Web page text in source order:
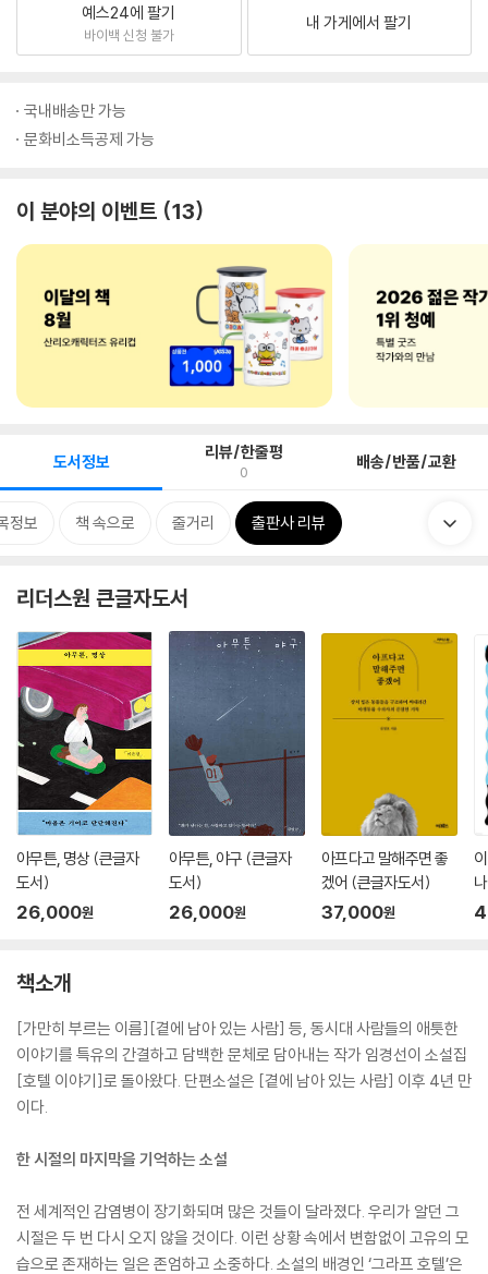
예스24에 팔기
바이백 신청 불가
내 가게에서 팔기
국내배송만 가능
문화비소득공제 가능
이 분야의 이벤트 13
도서정보 리뷰/한줄평
0 배송/반품/교환
정보 책 속으로 줄거리 출판사 리뷰
리더스원 큰글자도서
아무튼, 명상 (큰글자
도서)
26,000원
아무튼, 야구 (큰글자
도서)
26,000원
아프다고 말해주면 좋
겠어 (큰글자도서)
37,000원
책소개
[가만히 부르는 이름][곁에 남아 있는 사람] 등, 동시대 사람들의 애틋한
이야기를 특유의 간결하고 담백한 문체로 담아내는 작가 임경선이 소설집
[호텔 이야기]로 돌아왔다. 단편소설은 [곁에 남아 있는 사람] 이후 4년 만
이다.
한 시절의 마지막을 기억하는 소설
전 세계적인 감염병이 장기화되며 많은 것들이 달라졌다. 우리가 알던 그
시절은 두 번 다시 오지 않을 것이다. 이런 상황 속에서 변함없이 고유의 모
습으로 존재하는 일은 존엄하고 소중하다. 소설의 배경인 ‘그라프 호텔’은